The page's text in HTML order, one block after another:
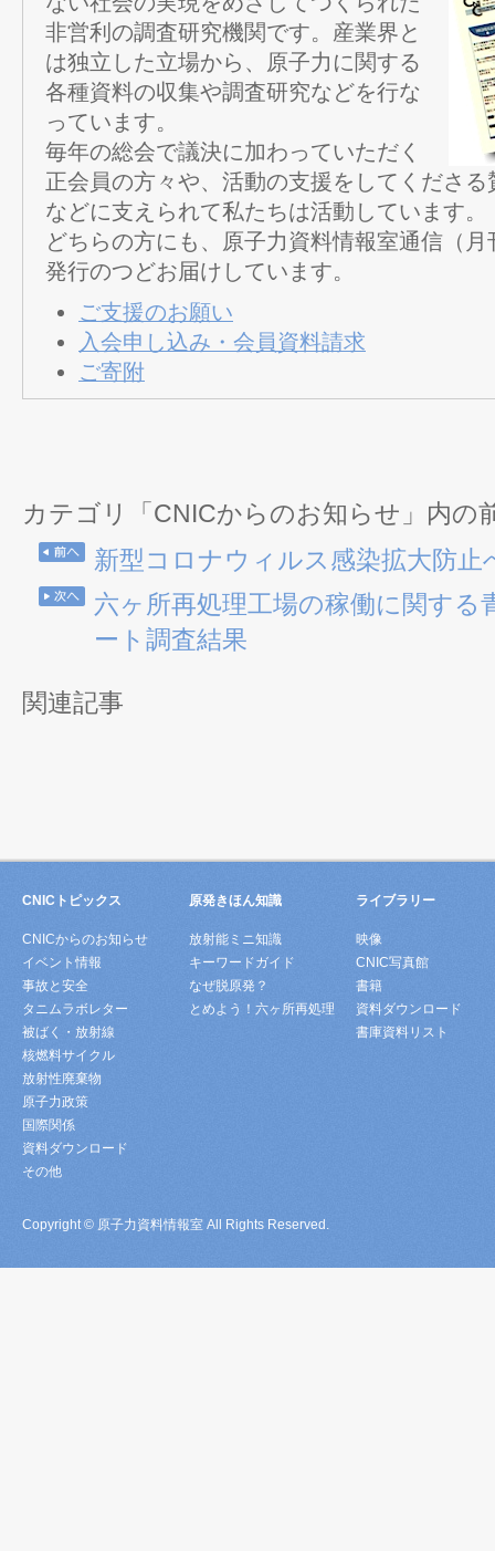
非営利の調査研究機関です。産業界と
は独立した立場から、原子力に関する
各種資料の収集や調査研究などを行な
っています。
毎年の総会で議決に加わっていただく
正会員の方々や、活動の支援をしてくださ
などに支えられて私たちは活動しています。
どちらの方にも、原子力資料情報室通信（
発行のつどお届けしています。
ご支援のお願い
入会申し込み・会員資料請求
ご寄附
カテゴリ「CNICからのお知らせ」内の
新型コロナウィルス感染拡大防止
六ヶ所再処理工場の稼働に関する
ート調査結果
関連記事
CNICトピックス
CNICからのお知らせ
イベント情報
事故と安全
タニムラボレター
被ばく・放射線
核燃料サイクル
放射性廃棄物
原子力政策
国際関係
資料ダウンロード
その他
原発きほん知識
放射能ミニ知識
キーワードガイド
なぜ脱原発？
とめよう！六ヶ所再処理
ライブラリー
映像
CNIC写真館
書籍
資料ダウンロード
書庫資料リスト
Copyright © 原子力資料情報室 All Rights Reserved.